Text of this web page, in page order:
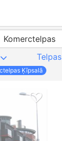
Komerctelpas
Telpas
Ķīpsalā